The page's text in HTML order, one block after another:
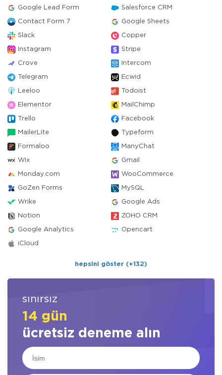
Google Lead Form Salesforce CRM
Contact Form 7 Google Sheets
Slack Copper
Instagram Stripe
Crove Intercom
Telegram Ecwid
Leeloo Todoist
Elementor MailChimp
Trello Facebook
MailerLite Typeform
Formaloo ManyChat
Wix Gmail
Monday.com WooCommerce
GoZen Forms MySQL
Wrike Google Ads
Notion ZOHO CRM
Google Analytics Opencart
iCloud
hepsini göster (+132)
sınırsız
14 gün
ücretsiz deneme alın